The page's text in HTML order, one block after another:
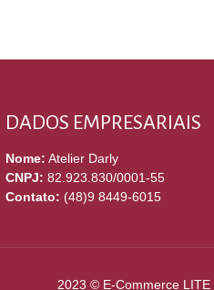
DADOS EMPRESARIAIS
Nome: Atelier Darly
CNPJ: 82.923.830/0001-55
Contato: (48)9 8449-6015
2023 © E-Commerce LITE